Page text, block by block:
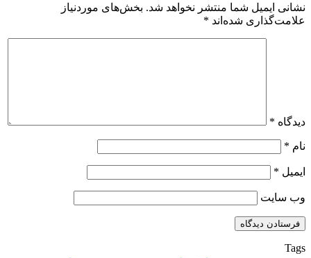
نشانی ایمیل شما منتشر نخواهد شد. بخش‌های موردنیاز
علامت‌گذاری شده‌اند *
دیدگاه *
نام *
ایمیل *
وب‌ سایت
Tags